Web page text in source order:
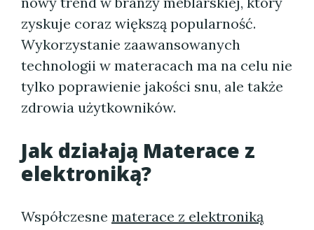
zyskuje coraz większą popularność.
Wykorzystanie zaawansowanych
technologii w materacach ma na celu nie
tylko poprawienie jakości snu, ale także
zdrowia użytkowników.
Jak działają Materace z
elektroniką?
Współczesne materace z elektroniką